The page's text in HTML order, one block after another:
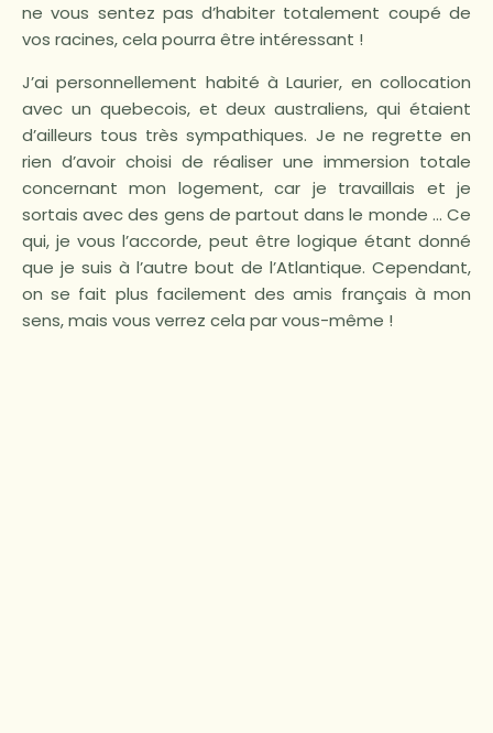
ne vous sentez pas d’habiter totalement coupé de
vos racines, cela pourra être intéressant !
J’ai personnellement habité à Laurier, en collocation
avec un quebecois, et deux australiens, qui étaient
d’ailleurs tous très sympathiques. Je ne regrette en
rien d’avoir choisi de réaliser une immersion totale
concernant mon logement, car je travaillais et je
sortais avec des gens de partout dans le monde … Ce
qui, je vous l’accorde, peut être logique étant donné
que je suis à l’autre bout de l’Atlantique. Cependant,
on se fait plus facilement des amis français à mon
sens, mais vous verrez cela par vous-même !